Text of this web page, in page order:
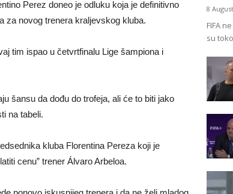
Perez doneo je odluku koja je definitivno
za novog trenera kraljevskog kluba.
tim ispao u četvrtfinalu Lige šampiona i
šansu da dođu do trofeja, ali će to biti jako
na tabeli.
kluba Florentina Pereza koji je
cenu” trener Álvaro Arbeloa.
8
FIFA
su